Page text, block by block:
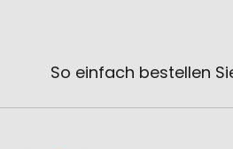
So einfach bestellen